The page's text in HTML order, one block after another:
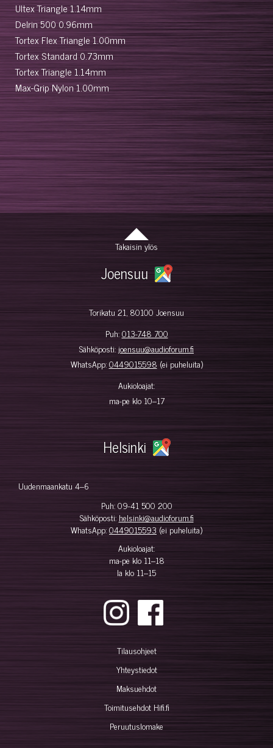
Ultex Triangle 1.14mm
Delrin 500 0.96mm
Tortex Flex Triangle 1.00mm
Tortex Standard 0.73mm
Tortex Triangle 1.14mm
Max-Grip Nylon 1.00mm
Takaisin ylös
Joensuu
Torikatu 21, 80100 Joensuu
Puh:013-748 700
Sähköposti: joensuu@audioforum.fi
WhatsApp:0449015598 (ei puheluita)
Aukioloajat:
ma-pe klo 10–17
Helsinki
Uudenmaankatu 4–6
Puh:09-41 500 200
Sähköposti: helsinki@audioforum.fi
WhatsApp:0449015593 (ei puheluita)
Aukioloajat:
ma-pe klo 11–18
la klo 11–15
Tilausohjeet
Yhteystiedot
Maksuehdot
Toimitusehdot Hifi.fi
Peruutuslomake